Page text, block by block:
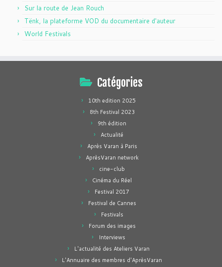
Sur la route de Jean Rouch
Tënk, la plateforme VOD du documentaire d'auteur
World Festivals
Catégories
10th edition 2025
8th Festival 2023
9th édition
Actualité
Après Varan à Paris
AprèsVaran network
cine-club
Cinéma du Réel
Festival 2017
Festival de Cannes
Festivals
Forum des images
Interviews
L'actualité des Ateliers Varan
L'Annuaire des membres d'AprèsVaran